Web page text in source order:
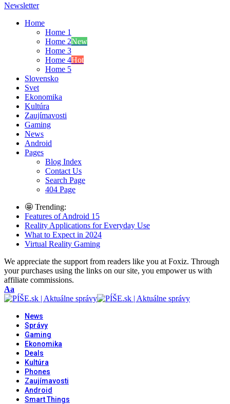
Newsletter
Home
Home 1
Home 2New
Home 3
Home 4Hot
Home 5
Slovensko
Svet
Ekonomika
Kultúra
Zaujímavosti
Gaming
News
Android
Pages
Blog Index
Contact Us
Search Page
404 Page
🤩 Trending:
Features of Android 15
Reality Applications for Everyday Use
What to Expect in 2024
Virtual Reality Gaming
We appreciate the support from readers like you at Foxiz. Through
your purchases using the links on our site, you empower us with
affiliate commissions.
Font
Resizer
Aa
News
Správy
Gaming
Ekonomika
Deals
Kultúra
Phones
Zaujímavosti
Android
Smart Things